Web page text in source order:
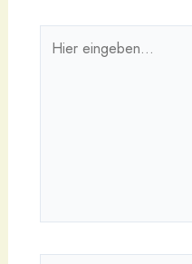
eingeben…